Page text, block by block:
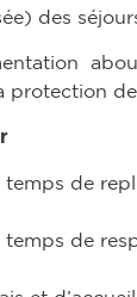
des
protection
temps de
temps de